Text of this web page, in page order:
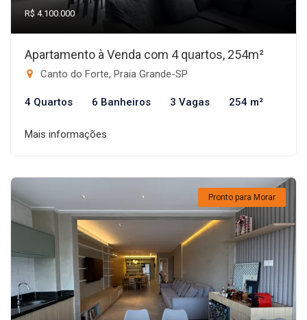
R$ 4.100.000
Apartamento à Venda com 4 quartos, 254m²
Canto do Forte, Praia Grande-SP
4 Quartos 6 Banheiros 3 Vagas 254 m²
Mais informações
Pronto para Morar